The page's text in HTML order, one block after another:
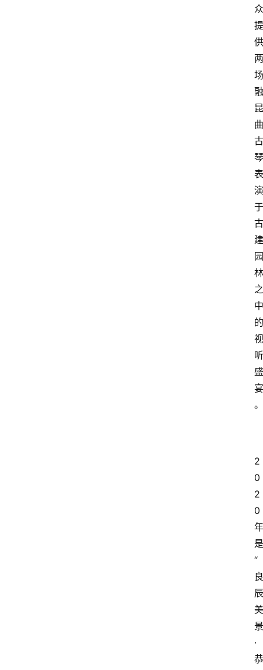
众
提
供
两
场
融
昆
曲
古
琴
表
演
于
古
建
园
林
之
中
的
视
听
盛
宴
。
2
0
2
0
年
是
“
良
辰
美
景
·
恭